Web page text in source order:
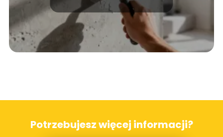
Potrzebujesz więcej informacji?